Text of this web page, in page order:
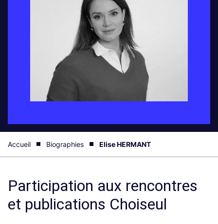
Accueil Biographies Elise HERMANT
Participation aux rencontres
et publications Choiseul